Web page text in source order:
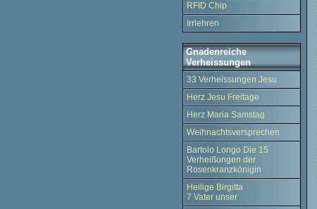
RFID Chip
Irrlehren
Gnadenreiche
Verheissungen
33 Verheissungen Jesu
Herz Jesu Freitage
Herz Maria Samstag
Weihnachtsversprechen
Bartolo Longo Die 15
Verheißungen der
Rosenkranzkönigin
Heilige Birgitta
7 Vater unser